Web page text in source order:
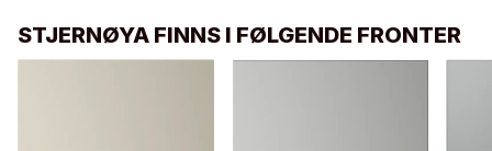
STJERNØYA FINNS I FØLGENDE FRONTER